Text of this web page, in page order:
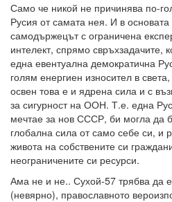
Само че никой не причинява по-
Русия от самата нея. И в
самодържецът с ограничена
интелект, спрямо свръхзадачите,
една евентуална демократична
голям енергиен износител в
освен това е и ядрена сила и с
за сигурност на ООН. Т.е. една
мечтае за нов СССР, би могла да
глобална сила от само себе си, и
живота на собствените си
неограничените си ресурси.
Ама не и не.. Сухой-57 трябва да
(невярно), православното